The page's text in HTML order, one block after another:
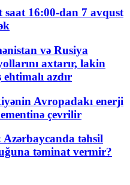
saat 16:00-dan 7 avqust
və Rusiya
axtarır, lakin
azdır
Avropadakı enerji
çevrilir
təhsil
təminat vermir?